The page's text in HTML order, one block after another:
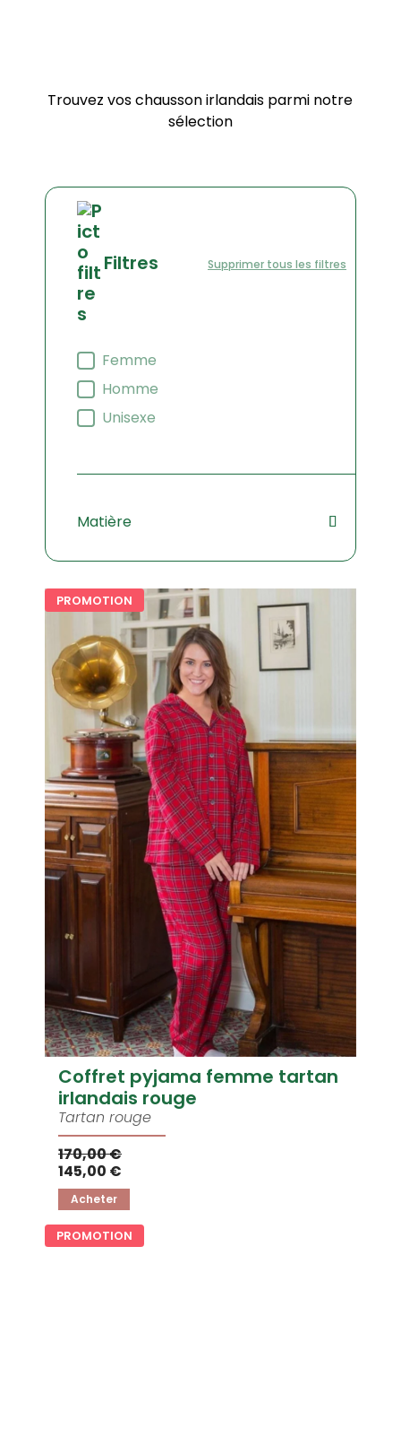
Trouvez vos chausson irlandais parmi notre
sélection
Filtres Supprimer tous les filtres
Filtre sexe
Femme
Homme
Unisexe
Matière
PROMOTION
Coffret pyjama femme tartan
irlandais rouge
Tartan rouge
170,00 €
145,00 €
Acheter
PROMOTION